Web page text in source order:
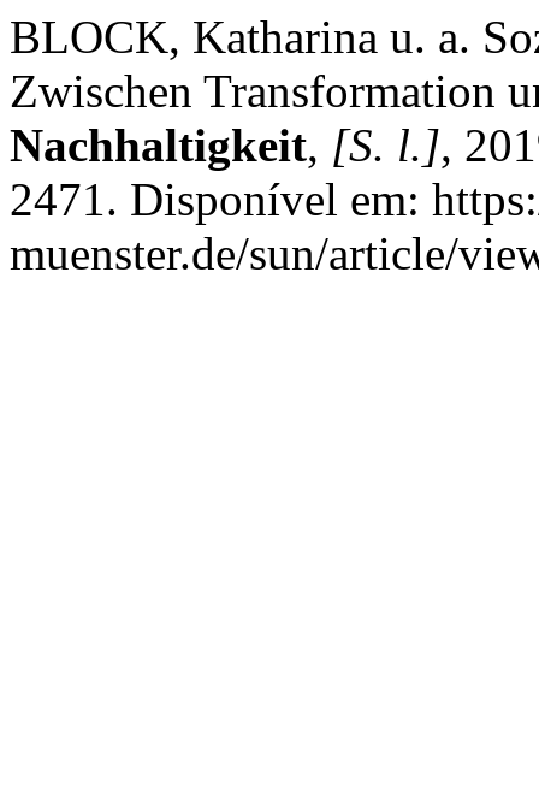
BLOCK, Katharina u. a.
Zwischen Transformation
Nachhaltigkeit, [S. l.],
2471. Disponível em:
muenster.de/sun/article/